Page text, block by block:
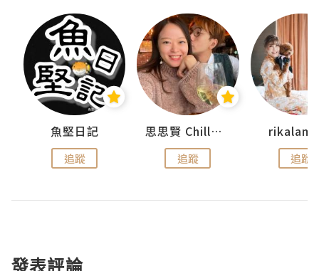
魚堅日記
追蹤
思思賢 ChillMyBabe
追蹤 追蹤
發表評論